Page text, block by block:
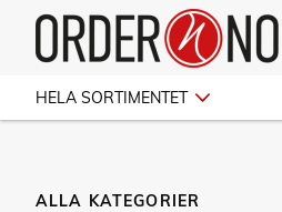
HELA SORTIMENTET
ALLA KATEGORIER